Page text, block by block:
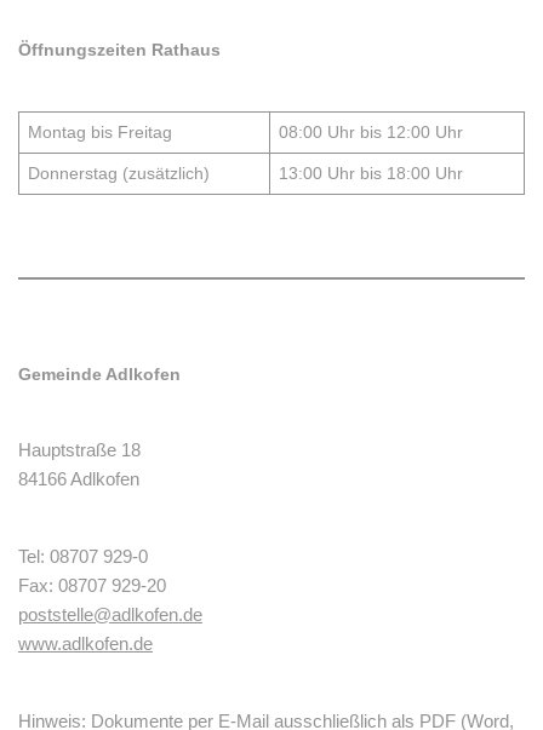
Öffnungszeiten Rathaus
Montag bis Freitag 08:00 Uhr bis 12:00 Uhr
Donnerstag (zusätzlich) 13:00 Uhr bis 18:00 Uhr
Gemeinde Adlkofen
Hauptstraße 18
84166 Adlkofen
Tel: 08707 929-0
Fax: 08707 929-20
poststelle@adlkofen.de
www.adlkofen.de
Hinweis: Dokumente per E-Mail ausschließlich als PDF (Word,